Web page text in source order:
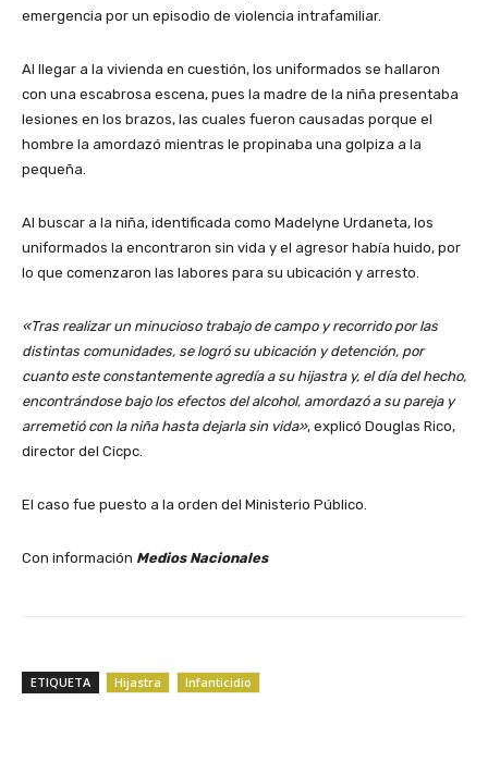
emergencia por un episodio de violencia intrafamiliar.
Al llegar a la vivienda en cuestión, los uniformados se hallaron
con una escabrosa escena, pues la madre de la niña presentaba
lesiones en los brazos, las cuales fueron causadas porque el
hombre la amordazó mientras le propinaba una golpiza a la
pequeña.
Al buscar a la niña, identificada como Madelyne Urdaneta, los
uniformados la encontraron sin vida y el agresor había huido, por
lo que comenzaron las labores para su ubicación y arresto.
«Tras realizar un minucioso trabajo de campo y recorrido por las
distintas comunidades, se logró su ubicación y detención, por
cuanto este constantemente agredía a su hijastra y, el día del hecho,
encontrándose bajo los efectos del alcohol, amordazó a su pareja y
arremetió con la niña hasta dejarla sin vida», explicó Douglas Rico,
director del Cicpc.
El caso fue puesto a la orden del Ministerio Público.
Con información Medios Nacionales
ETIQUETA Hijastra Infanticidio